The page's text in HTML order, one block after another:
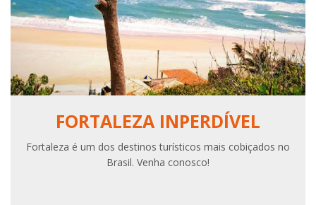
FORTALEZA INPERDÍVEL
Fortaleza é um dos destinos turísticos mais cobiçados no
Brasil. Venha conosco!